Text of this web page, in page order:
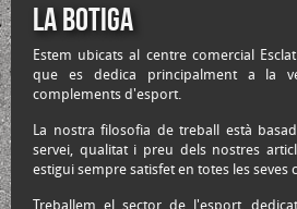
La botiga
Estem ubicats al centre comercial
que es dedica principalment a la
complements d'esport.
La nostra filosofia de treball està
servei, qualitat i preu dels nostres
estigui sempre satisfet en totes les seves
Treballem el sector de l'esport,